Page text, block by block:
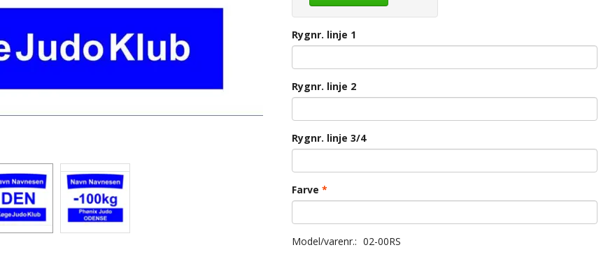
Rygnr. linje 1
Rygnr. linje 2
Rygnr. linje 3/4
Farve
Model/varenr.: 02-00RS